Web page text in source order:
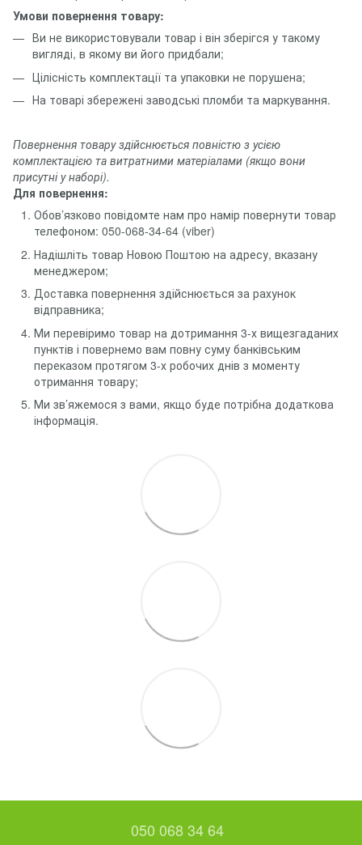
Умови повернення товару:
Ви не використовували товар і він зберігся у такому
вигляді, в якому ви його придбали;
Цілісність комплектації та упаковки не порушена;
На товарі збережені заводські пломби та маркування.
Повернення товару здійснюється повністю з усією
комплектацією та витратними матеріалами (якщо вони
присутні у наборі).
Для повернення:
Обов’язково повідомте нам про намір повернути товар
телефоном: 050-068-34-64 (viber)
Надішліть товар Новою Поштою на адресу, вказану
менеджером;
Доставка повернення здійснюється за рахунок
відправника;
Ми перевіримо товар на дотримання 3-х вищезгаданих
пунктів і повернемо вам повну суму банківським
переказом протягом 3-х робочих днів з моменту
отримання товару;
Ми зв’яжемося з вами, якщо буде потрібна додаткова
інформація.
050 068 34 64